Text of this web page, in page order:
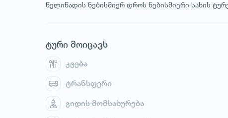
წელიწადის ნებისმიერ დროს ნებისმიერი სახის
ტური მოიცავს
კვება
ტრანსფერი
გიდის მომსახურება